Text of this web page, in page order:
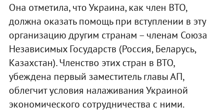
Она отметила, что Украина, как член ВТО,
должна оказать помощь при вступлении в эту
организацию другим странам – членам Союза
Независимых Государств (Россия, Беларусь,
Казахстан). Членство этих стран в ВТО,
убеждена первый заместитель главы АП,
облегчит условия налаживания Украиной
экономического сотрудничества с ними.